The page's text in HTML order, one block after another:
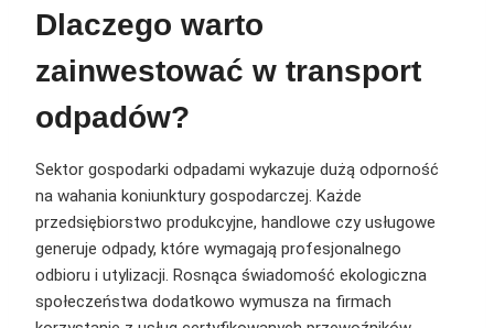
Dlaczego warto
zainwestować w transport
odpadów?
Sektor gospodarki odpadami wykazuje dużą odporność
na wahania koniunktury gospodarczej. Każde
przedsiębiorstwo produkcyjne, handlowe czy usługowe
generuje odpady, które wymagają profesjonalnego
odbioru i utylizacji. Rosnąca świadomość ekologiczna
społeczeństwa dodatkowo wymusza na firmach